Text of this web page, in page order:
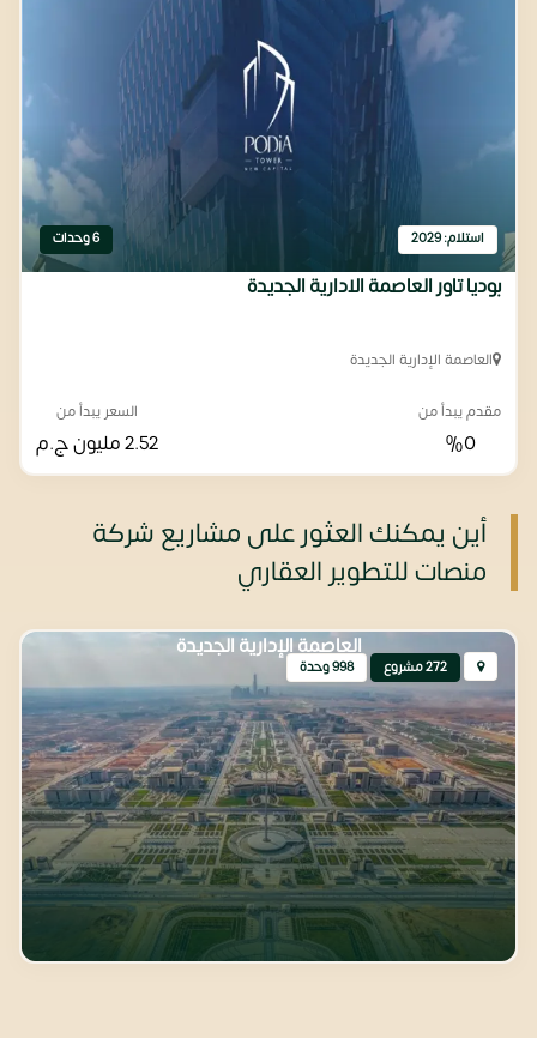
استلام: 2029 6 وحدات
بوديا تاور العاصمة الادارية الجديدة
العاصمة الإدارية الجديدة
مقدم يبدأ من
%0
السعر يبدأ من
2.52 مليون ج.م
أين يمكنك العثور على مشاريع شركة
منصات للتطوير العقاري
272 مشروع 998 وحدة
العاصمة الإدارية الجديدة